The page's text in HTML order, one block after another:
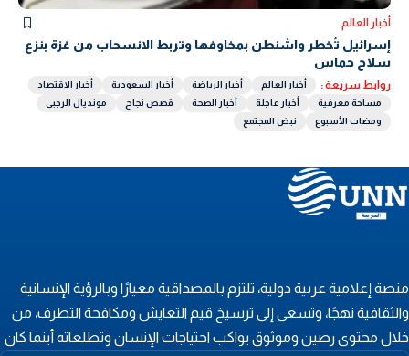
أخبار العالم
إسرائيل تُخطر واشنطن بمخاوفها وتربط الانسحاب من غزة بنزع
سلاح حماس
روابط سريعة : أخبار العالم أخبار الرياضة أخبار السعودية
أخبار الاقتصاد
مساحة معرفية
أخبار عاجلة أخبار الصحة قصص نجاح
مونديال الرجبى
ومضات الأسبوع
نبض المجتمع
إعلامية عربية دولية، تلتزم بالمصداقية معيارًا وبالرؤية الإنسانية
نهجًا، وتسعى إلى ترسيخ قيم التعايش ومكافحة التطرف، من
محتوى رصين وموثوق يواكب احتياجات الإنسان وتطلعاته أينما كان